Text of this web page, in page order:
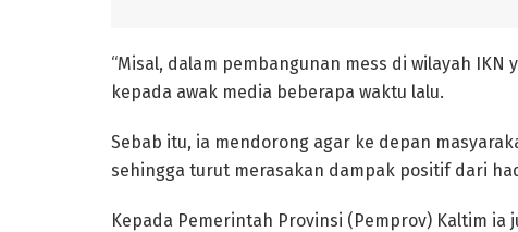
“Misal, dalam pembangunan mess di wilayah
kepada awak media beberapa waktu lalu.
Sebab itu, ia mendorong agar ke depan
sehingga turut merasakan dampak positif dari
Kepada Pemerintah Provinsi (Pemprov) Kaltim